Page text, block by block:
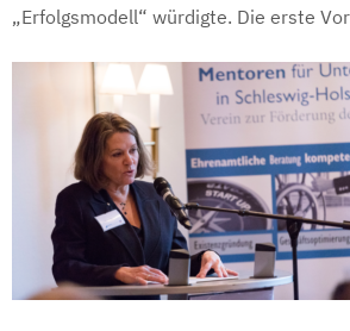
„Erfolgsmodell“ würdigte. Die erste